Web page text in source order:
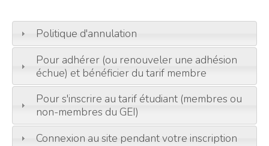
Politique d'annulation
Pour adhérer (ou renouveler une adhésion
échue) et bénéficier du tarif membre
Pour s'inscrire au tarif étudiant (membres ou
non-membres du GEI)
Connexion au site pendant votre inscription